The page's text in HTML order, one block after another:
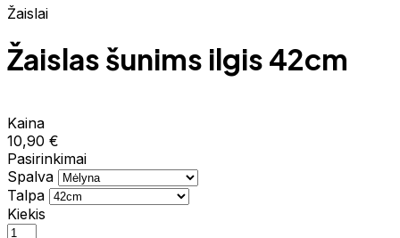
Žaislai
Žaislas šunims ilgis 42cm
Kaina
10,90 €
Pasirinkimai
Spalva
Talpa
Kiekis